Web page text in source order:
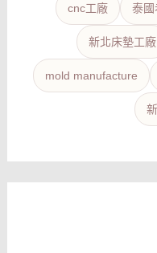
cnc工廠 泰國
新北床墊工廠
mold manufacture